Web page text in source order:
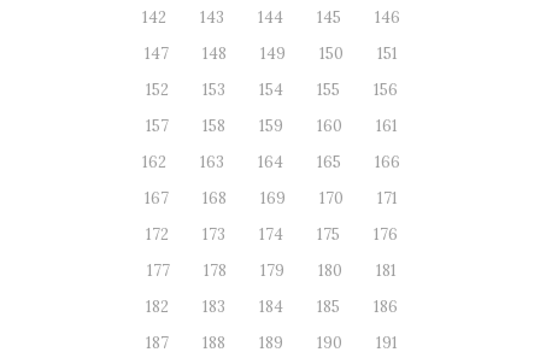
142
143 144 145
146
147
148 149 150
151
152
153 154 155
156
157
158 159 160
161
162
163 164 165
166
167
168 169 170
171
172
173 174 175
176
177
178 179 180
181
182
183 184 185
186
187
188 189 190
191